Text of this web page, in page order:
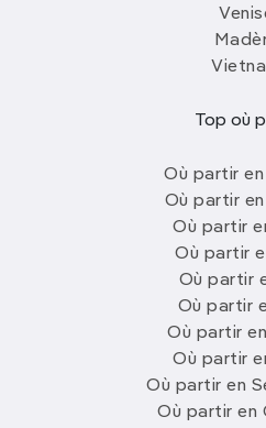
Top où
Où partir
Où partir
Où partir
Où partir
Où partir
Où partir
Où partir
Où partir
Où partir en
Où partir en